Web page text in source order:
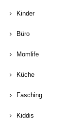
Kinder
Büro
Momlife
Küche
Fasching
Kiddis